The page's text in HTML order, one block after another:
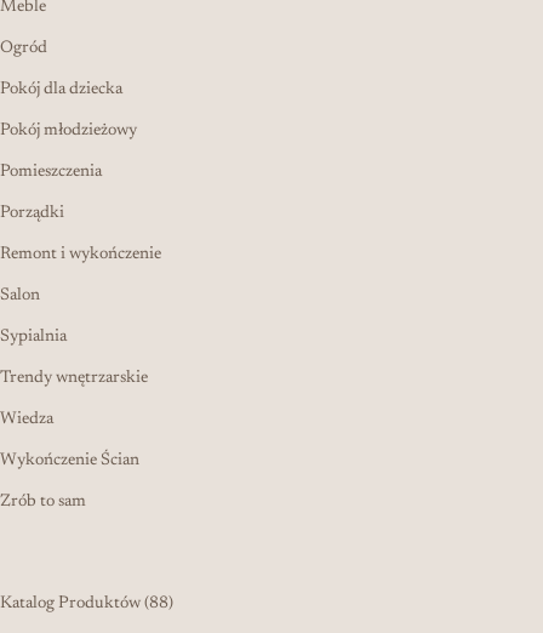
Meble
Ogród
Pokój dla dziecka
Pokój młodzieżowy
Pomieszczenia
Porządki
Remont i wykończenie
Salon
Sypialnia
Trendy wnętrzarskie
Wiedza
Wykończenie Ścian
Zrób to sam
Katalog Produktów 8888 produktów